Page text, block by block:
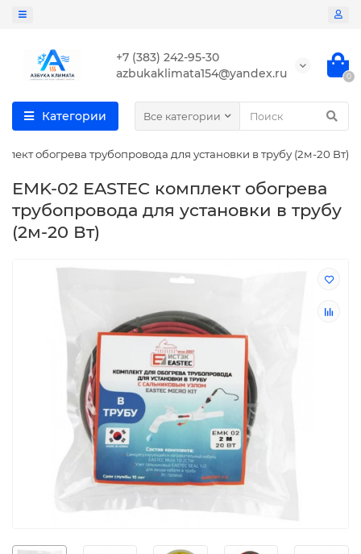
+7 (383) 242-95-30
azbukaklimata154@yandex.ru
0
Категории Все категории
обогрева трубопровода для установки в трубу (2м-20 Вт)
EMK-02 EASTEC комплект обогрева
трубопровода для установки в трубу
(2м-20 Вт)